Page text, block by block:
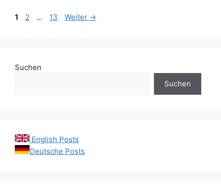
Seite
1 Seite
2 … Seite
13 Weiter →
Suchen
Suchen
English Posts
Deutsche Posts